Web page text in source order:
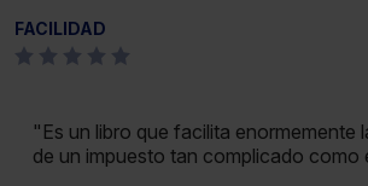
FACILIDAD
"Es un libro que facilita enormemente
de un impuesto tan complicado como